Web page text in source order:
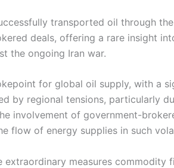
transported oil through
deals, offering a rare insight
the ongoing Iran war.
for global oil supply, with a
by regional tensions, particularly
involvement of government-
flow of energy supplies in such
extraordinary measures